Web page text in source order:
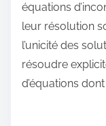
équations
leur résolution
l’unicité des
résoudre
d’équations